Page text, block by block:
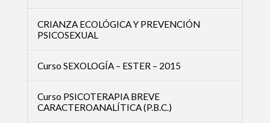
CRIANZA ECOLÓGICA Y PREVENCIÓN
PSICOSEXUAL
Curso SEXOLOGÍA – ESTER – 2015
Curso PSICOTERAPIA BREVE
CARACTEROANALÍTICA (P.B.C.)